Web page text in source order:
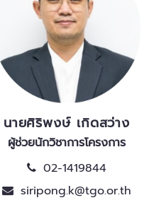
นายศิริพงษ์ เกิดสว่าง
ผู้ช่วยนักวิชาการโครงการ
02-1419844
siripong.k@tgo.or.th